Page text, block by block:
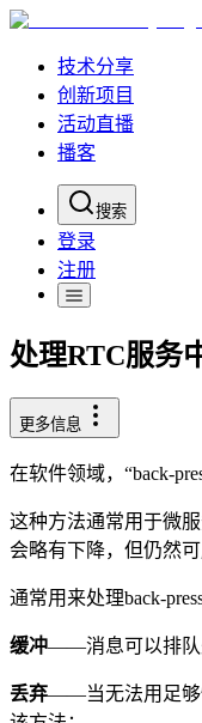
技术分享
创新项目
活动直播
播客
搜索
登录
注册
处理RTC服务
更多信息
在软件领域，“back-
这种方法通常用于微
会略有下降，但仍然
通常用来处理back-
缓冲——消息可以排队
丢弃——当无法用足够